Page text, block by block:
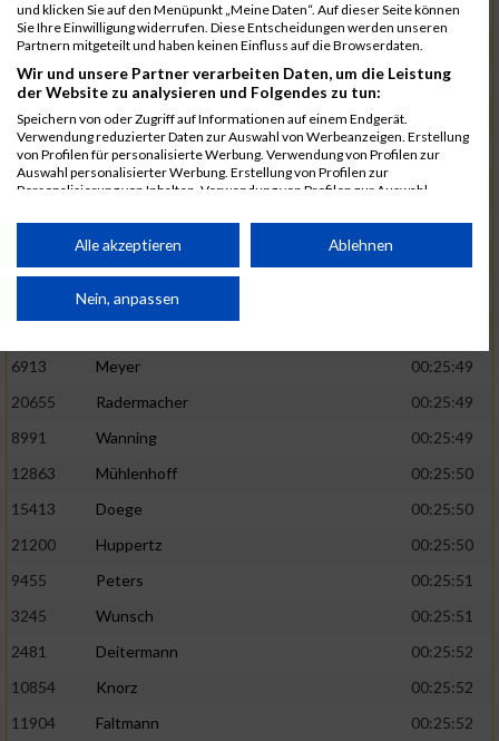
1582 Funken
00:25:42
12220
Cosma
00:25:43
9678
Exner
00:25:43
11817
Schmaul-Klaibee
6812
Koch
00:25:47
9610
Linß
00:25:47
706
Wehmeier
00:25:48
Küpper
Inhoff
6913
Meyer
00:25:49
20655
Radermacher
00:25:49
8991
Wanning
00:25:49
12863
Mühlenhoff
00:25:50
15413
Doege
00:25:50
21200
Huppertz
00:25:50
9455
Peters
00:25:51
3245
Wunsch
00:25:51
2481
Deitermann
00:25:52
10854
Knorz
00:25:52
11904
Faltmann
00:25:52
und klicken Sie auf den Menüpunkt „Meine Daten“. Auf dieser Seite können
Sie Ihre Einwilligung widerrufen. Diese Entscheidungen werden unseren
Partnern mitgeteilt und haben keinen Einfluss auf die Browserdaten.
Wir und unsere Partner verarbeiten Daten, um die Leistung
der Website zu analysieren und Folgendes zu tun:
Speichern von oder Zugriff auf Informationen auf einem Endgerät.
Verwendung reduzierter Daten zur Auswahl von Werbeanzeigen. Erstellung
von Profilen für personalisierte Werbung. Verwendung von Profilen zur
Auswahl personalisierter Werbung. Erstellung von Profilen zur
Personalisierung von Inhalten. Verwendung von Profilen zur Auswahl
Performance von Inhalten. Analyse von Zielgruppen durch Statistiken oder
Kombinationen von Daten aus verschiedenen Quellen. Entwicklung und
von Inhalten.
Daten können außerhalb der Europäischen Union weitergegeben und in die
Website/App.
Partnerliste anzeigen (1 IAB-Anbieter)
Wir nutzen Ihre Daten für folgende Zwecke:
Speichern von oder Zugriff auf Informationen
auf einem Endgerät
von Werbeanzeigen
Werbung
personalisierter Werbung
Alle akzeptieren Ablehnen
Nein, anpassen